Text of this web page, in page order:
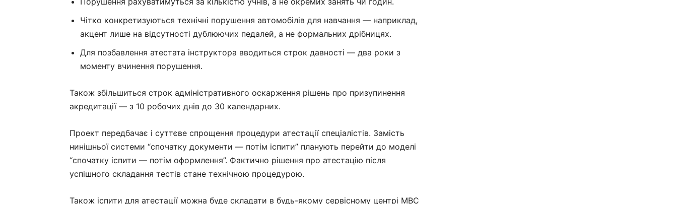
Чітко конкретизуються технічні порушення автомобілів для навчання — наприклад,
акцент лише на відсутності дублюючих педалей, а не формальних дрібницях.
Для позбавлення атестата інструктора вводиться строк давності — два роки з
моменту вчинення порушення.
Також збільшиться строк адміністративного оскарження рішень про призупинення
акредитації — з 10 робочих днів до 30 календарних.
Проект передбачає і суттєве спрощення процедури атестації спеціалістів. Замість
нинішньої системи “спочатку документи — потім іспити” планують перейти до моделі
“спочатку іспити — потім оформлення”. Фактично рішення про атестацію після
успішного складання тестів стане технічною процедурою.
Також іспити для атестації можна буде складати в будь-якому сервісному центрі МВС